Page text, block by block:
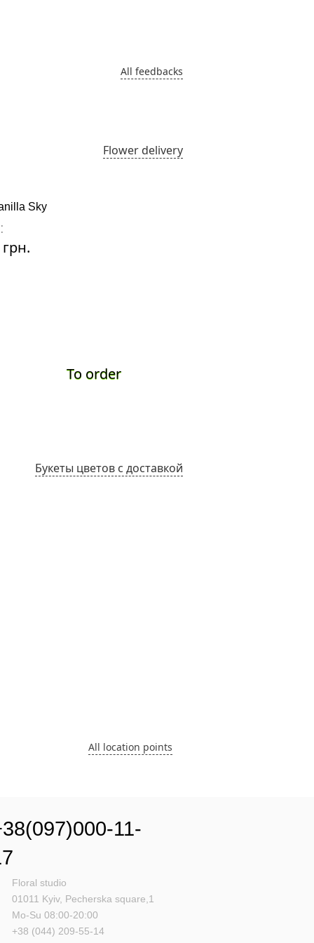
All feedbacks
Flower delivery
Sky
To order
Букеты цветов с доставкой
All location points
11-
Floral studio
01011 Kyiv, Pecherska square,1
Mo-Su 08:00-20:00
+38 (044) 209-55-14